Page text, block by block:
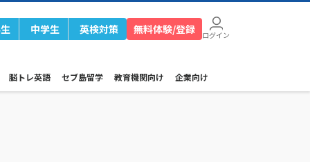
中学生 英検対策 無料体験/登録 ログイン
脳トレ英語 セブ島留学 教育機関向け 企業向け